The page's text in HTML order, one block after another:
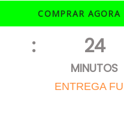
COMPRAR AGORA
: 24
MINUTOS
ENTREGA